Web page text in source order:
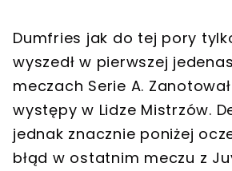
Dumfries jak do tej pory
wyszedł w pierwszej
meczach Serie A.
występy w Lidze Mistrzów.
jednak znacznie poniżej
błąd w ostatnim meczu z